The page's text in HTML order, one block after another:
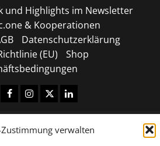
Zustimmung verwalten
und Highlights im Newsletter
& Kooperationen
Datenschutzerklärung
(EU)
Shop
Facebook
Instagram
X LinkedIN
rights reserved. |
by
AF themes.